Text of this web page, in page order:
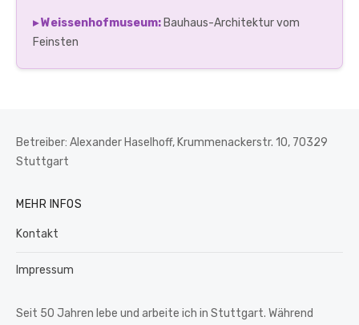
▸ Weissenhofmuseum: Bauhaus-Architektur vom
Feinsten
Betreiber: Alexander Haselhoff, Krummenackerstr. 10, 70329
Stuttgart
MEHR INFOS
Kontakt
Impressum
Seit 50 Jahren lebe und arbeite ich in Stuttgart. Während